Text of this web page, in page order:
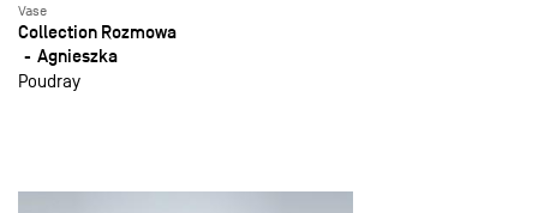
Vase
Collection Rozmowa
Agnieszka
Poudray